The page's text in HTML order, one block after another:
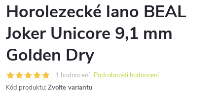
Horolezecké lano BEAL
Joker Unicore 9,1 mm
Golden Dry
1 hodnocení Podrobnosti hodnocení
Kód produktu: Zvolte variantu